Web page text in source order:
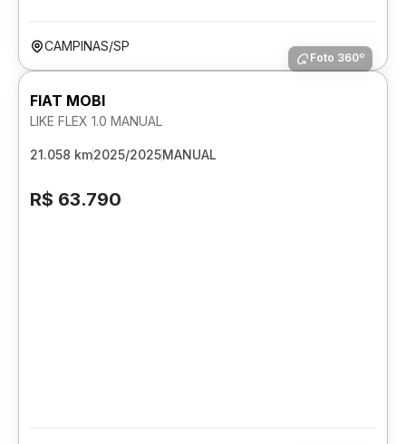
CAMPINAS/SP
Foto 360º
FIAT MOBI
LIKE FLEX 1.0 MANUAL
21.058 km2025/2025MANUAL
R$ 63.790